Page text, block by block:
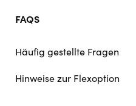
FAQS
Häufig gestellte Fragen
Hinweise zur Flexoption